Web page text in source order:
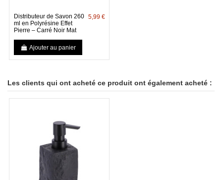
Distributeur de Savon 260
ml en Polyrésine Effet
Pierre – Carré Noir Mat
5,99 €
Ajouter au panier
Les clients qui ont acheté ce produit ont également acheté :